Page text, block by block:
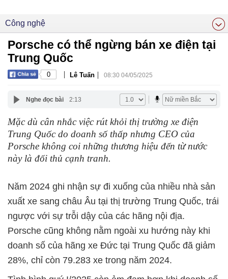
Công nghệ
Porsche có thể ngừng bán xe điện tại
Trung Quốc
0 | Lê Tuấn | 08:30 04/05/2025
Nghe đọc bài 2:13
Mặc dù cân nhắc việc rút khỏi thị trường xe điện
Trung Quốc do doanh số thấp nhưng CEO của
Porsche không coi những thương hiệu đến từ nước
này là đối thủ cạnh tranh.
Năm 2024 ghi nhận sự đi xuống của nhiều nhà sản
xuất xe sang châu Âu tại thị trường Trung Quốc, trái
ngược với sự trỗi dậy của các hãng nội địa.
Porsche cũng không nằm ngoài xu hướng này khi
doanh số của hãng xe Đức tại Trung Quốc đã giảm
28%, chỉ còn 79.283 xe trong năm 2024.